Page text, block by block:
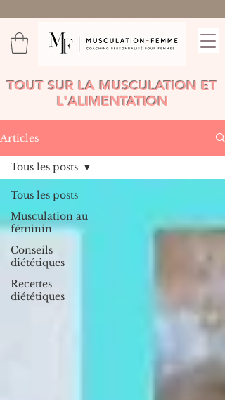
TOUT SUR LA MUSCULATION ET
L'ALIMENTATION
Articles
Tous les posts
Musculation au
féminin
Conseils
diététiques
Recettes
diététiques
Tous les posts